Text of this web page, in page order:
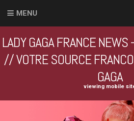
MENU
LADY GAGA FRANCE NEWS
// VOTRE SOURCE
GAGA
viewing mobile